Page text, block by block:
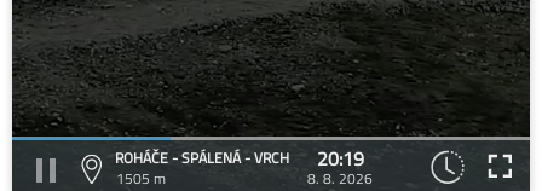
ROHÁČE - SPÁLENÁ - VRCH
1505 m
20:19
8. 8. 2026